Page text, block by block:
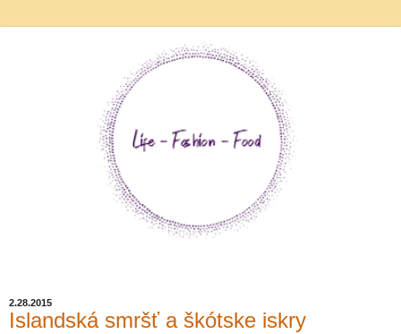
2.28.2015
Islandská smršť a škótske iskry